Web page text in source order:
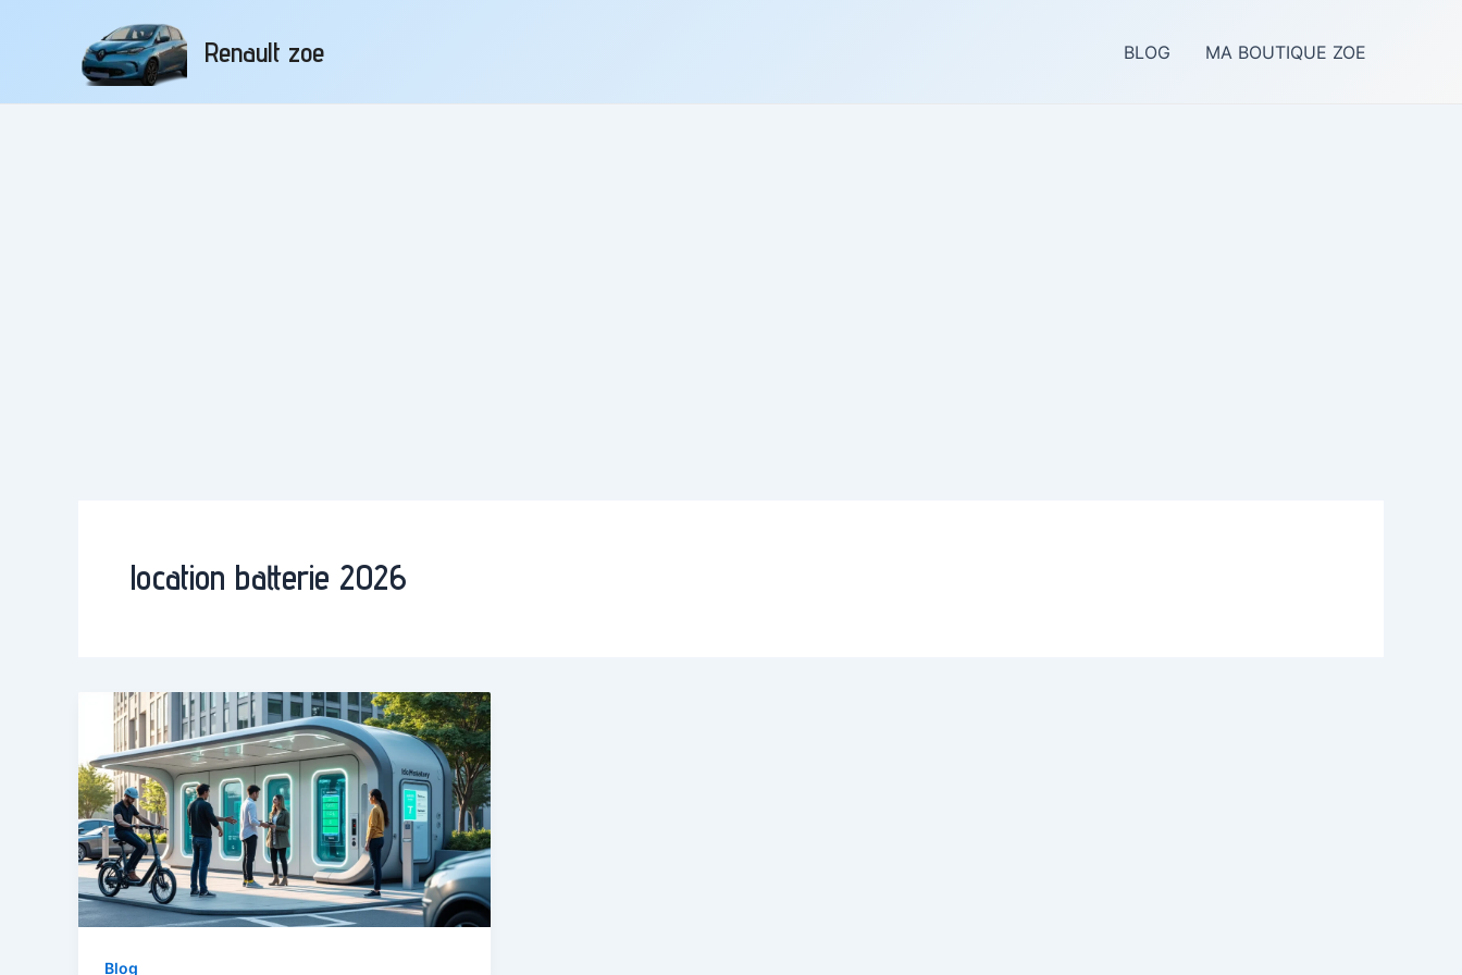
Renault zoe BLOG MA BOUTIQUE ZOE
location batterie 2026
Blog